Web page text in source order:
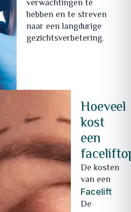
verwachtingen te
hebben en te streven
naar een langdurige
gezichtsverbetering.
Hoeveel
kost
een
De kosten
van een
Facelift
De